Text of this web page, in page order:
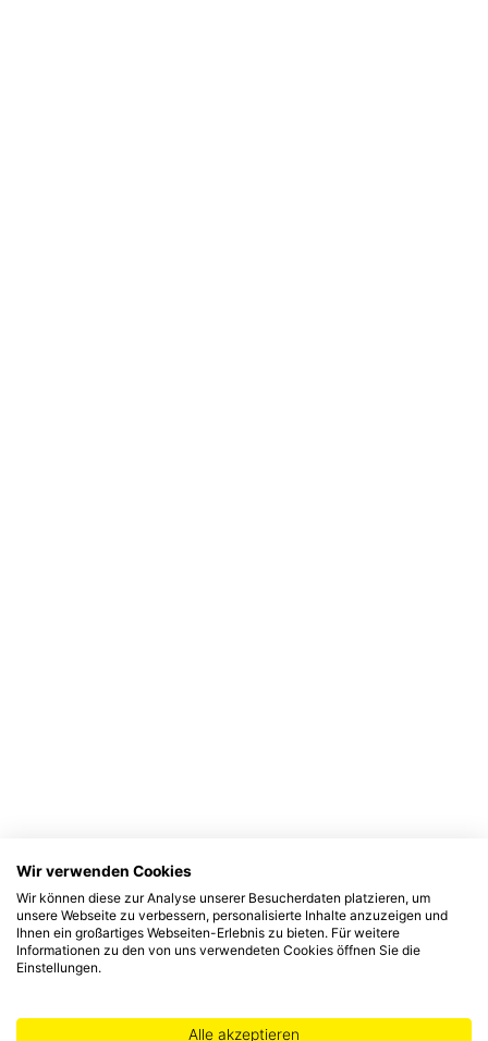
Wir verwenden Cookies
Wir können diese zur Analyse unserer Besucherdaten platzieren, um
unsere Webseite zu verbessern, personalisierte Inhalte anzuzeigen und
Ihnen ein großartiges Webseiten-Erlebnis zu bieten. Für weitere
Informationen zu den von uns verwendeten Cookies öffnen Sie die
Einstellungen.
Alle akzeptieren